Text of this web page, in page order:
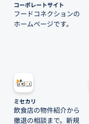
コーポレートサイト
フードコネクションの
ホームページです。
ミセカリ
飲食店の物件紹介から
撤退の相談まで。新規